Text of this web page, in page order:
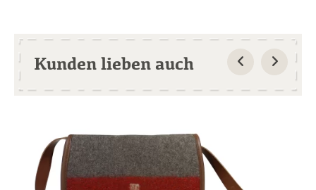
Kunden lieben auch